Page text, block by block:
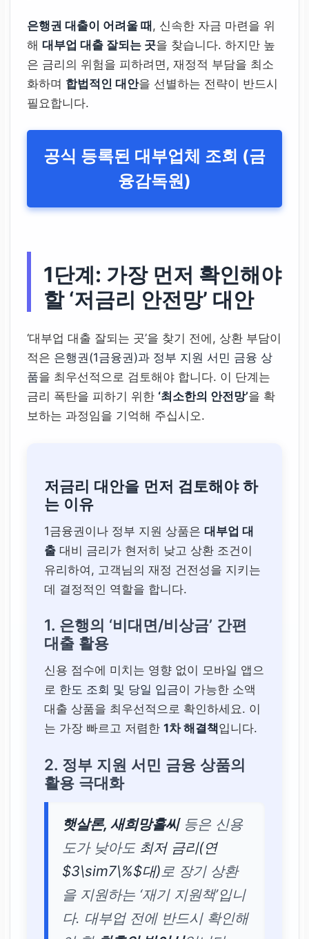
은행권 대출이 어려울 때 , 신속한 자금 마련을 위
해대부업 대출 잘되는 곳을 찾습니다. 하지만 높
은 금리의 위험을 피하려면,재정적 부담을 최소
화하며 합법적인 대안을 선별하는 전략이 반드시
필요합니다.
공식 등록된 대부업체 조회 (금
융감독원)
1단계: 가장 먼저 확인해야
할 ‘저금리 안전망’ 대안
‘대부업 대출 잘되는 곳’을 찾기 전에, 상환 부담이
적은 은행권(1금융권)과 정부 지원 서민 금융 상
품을 최우선적으로 검토해야 합니다. 이 단계는
금리 폭탄을 피하기 위한 ‘최소한의 안전망’을 확
보하는 과정임을 기억해 주십시오.
저금리 대안을 먼저 검토해야 하
는 이유
1금융권이나 정부 지원 상품은대부업 대
출 대비 금리가 현저히 낮고 상환 조건이
유리하여, 고객님의 재정 건전성을 지키는
데 결정적인 역할을 합니다.
1. 은행의 ‘비대면/비상금’ 간편
대출 활용
신용 점수에 미치는 영향 없이 모바일 앱으
로 한도 조회 및 당일 입금이 가능한 소액
대출 상품을 최우선적으로 확인하세요. 이
는 가장 빠르고 저렴한1차 해결책입니다.
2. 정부 지원 서민 금융 상품의
활용 극대화
햇살론, 새희망홀씨등은 신용
도가 낮아도 최저 금리(연
$3\sim7\%$대) 로 장기 상환
을 지원하는 ‘재기 지원책’입니
다. 대부업 전에 반드시 확인해